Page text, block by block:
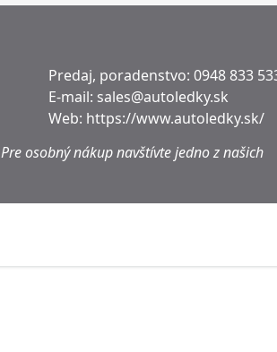
Predaj, poradenstvo: 0948 833
E-mail: sales@autoledky.sk
Web: https://www.autoledky.sk/
Pre osobný nákup navštívte jedno z našich